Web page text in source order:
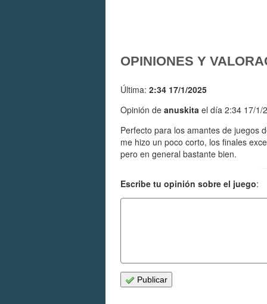
OPINIONES Y
Última: 2:34 17/1/2025
Opinión de anuskita el día 2:34 17/1/
Perfecto para los amantes de juegos
me hizo un poco corto, los finales
pero en general bastante bien.
Escribe tu opinión sobre el juego:
Publicar